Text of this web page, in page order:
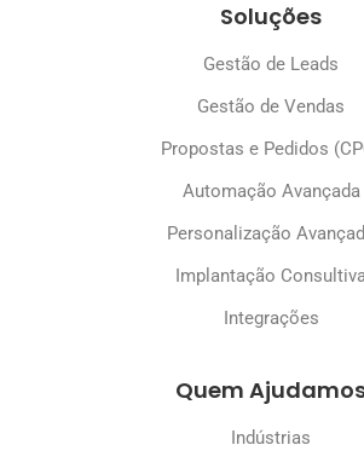
Soluções
Gestão de Leads
Gestão de Vendas
Propostas e Pedidos
Automação Avançada
Personalização
Implantação
Integrações
Quem
Indústrias